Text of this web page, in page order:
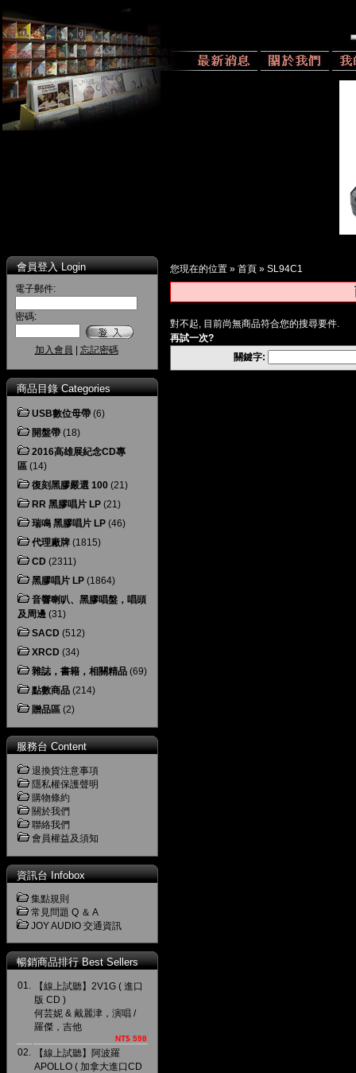
會員登入 Login
電子郵件:
密碼:
加入會員 忘記密碼
商品目錄 Categories
USB數位母帶 (6)
開盤帶 (18)
2016高雄展紀念CD專
區 (14)
復刻黑膠嚴選 100 (21)
RR 黑膠唱片 LP (21)
瑞鳴 黑膠唱片 LP (46)
代理廠牌 (1815)
CD (2311)
黑膠唱片 LP (1864)
音響喇叭、黑膠唱盤，唱頭
及周邊 (31)
SACD (512)
XRCD (34)
雜誌，書籍，相關精品 (69)
點數商品 (214)
贈品區 (2)
服務台 Content
退換貨注意事項
隱私權保護聲明
購物條約
關於我們
聯絡我們
會員權益及須知
資訊台 Infobox
集點規則
常見問題 Q ＆ A
JOY AUDIO 交通資訊
暢銷商品排行 Best Sellers
01.
【線上試聽】2V1G ( 進口
版 CD )
何芸妮 & 戴麗津，演唱 /
羅傑，吉他
NT$ 598
02.
【線上試聽】阿波羅
APOLLO ( 加拿大進口CD
您現在的位置 » 首頁 » SL94C1
對不起, 目前尚無商品符合您的搜尋要件.
再試一次?
關鍵字: